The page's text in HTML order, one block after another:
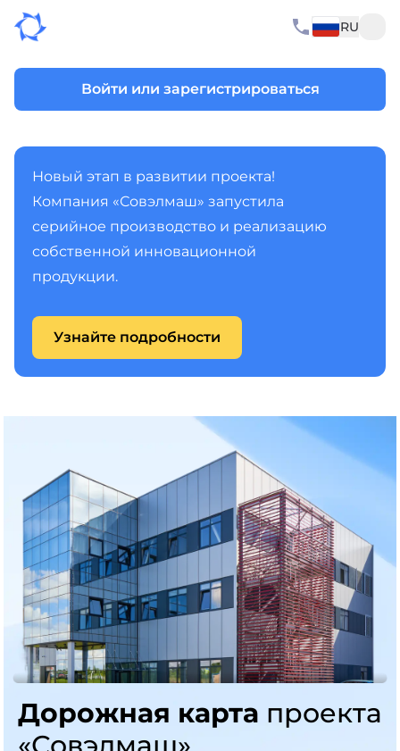
RU
Войти или зарегистрироваться
Новый этап в развитии проекта!
Компания «Совэлмаш» запустила
серийное производство и реализацию
собственной инновационной
продукции.
Узнайте подробности
Дорожная карта проекта